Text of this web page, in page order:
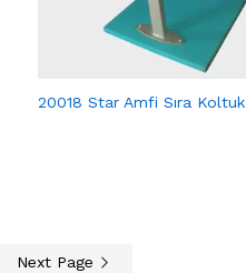
20018 Star Amfi Sıra Koltuk
Next Page